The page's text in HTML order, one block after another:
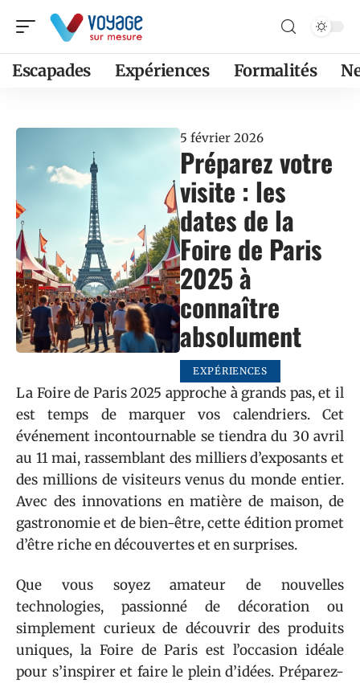
Escapades Expériences Formalités
5 février 2026
Préparez votre
visite : les
dates de la
Foire de Paris
2025 à
connaître
absolument
EXPÉRIENCES
La Foire de Paris 2025 approche à grands pas, et il
est temps de marquer vos calendriers. Cet
événement incontournable se tiendra du 30 avril
au 11 mai, rassemblant des milliers d’exposants et
des millions de visiteurs venus du monde entier.
Avec des innovations en matière de maison, de
gastronomie et de bien-être, cette édition promet
d’être riche en découvertes et en surprises.
Que vous soyez amateur de nouvelles
technologies, passionné de décoration ou
simplement curieux de découvrir des produits
uniques, la Foire de Paris est l’occasion idéale
pour s’inspirer et faire le plein d’idées. Préparez-